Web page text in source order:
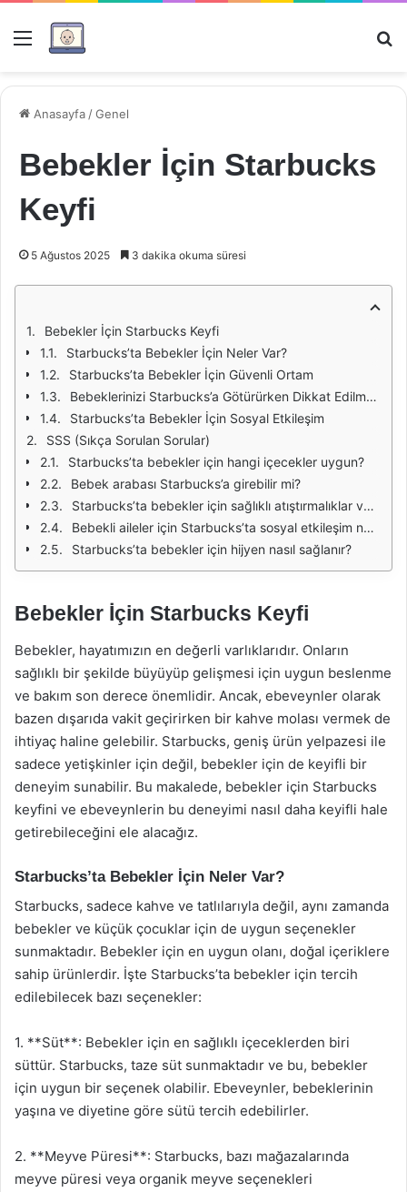
Menü
Anasayfa /Genel
Bebekler İçin Starbucks
Keyfi
5 Ağustos 2025 3 dakika okuma süresi
Bebekler İçin Starbucks Keyfi
Starbucks’ta Bebekler İçin Neler Var?
Starbucks’ta Bebekler İçin Güvenli Ortam
Bebeklerinizi Starbucks’a Götürürken Dikkat Edilmesi Gerekenler
Starbucks’ta Bebekler İçin Sosyal Etkileşim
SSS (Sıkça Sorulan Sorular)
Starbucks’ta bebekler için hangi içecekler uygun?
Bebek arabası Starbucks’a girebilir mi?
Starbucks’ta bebekler için sağlıklı atıştırmalıklar var mı?
Bebekli aileler için Starbucks’ta sosyal etkileşim nasıl sağlanır?
Starbucks’ta bebekler için hijyen nasıl sağlanır?
Bebekler İçin Starbucks Keyfi
Bebekler, hayatımızın en değerli varlıklarıdır. Onların
sağlıklı bir şekilde büyüyüp gelişmesi için uygun beslenme
ve bakım son derece önemlidir. Ancak, ebeveynler olarak
bazen dışarıda vakit geçirirken bir kahve molası vermek de
ihtiyaç haline gelebilir. Starbucks, geniş ürün yelpazesi ile
sadece yetişkinler için değil, bebekler için de keyifli bir
deneyim sunabilir. Bu makalede, bebekler için Starbucks
keyfini ve ebeveynlerin bu deneyimi nasıl daha keyifli hale
getirebileceğini ele alacağız.
Starbucks’ta Bebekler İçin Neler Var?
Starbucks, sadece kahve ve tatlılarıyla değil, aynı zamanda
bebekler ve küçük çocuklar için de uygun seçenekler
sunmaktadır. Bebekler için en uygun olanı, doğal içeriklere
sahip ürünlerdir. İşte Starbucks’ta bebekler için tercih
edilebilecek bazı seçenekler:
1. **Süt**: Bebekler için en sağlıklı içeceklerden biri
süttür. Starbucks, taze süt sunmaktadır ve bu, bebekler
için uygun bir seçenek olabilir. Ebeveynler, bebeklerinin
yaşına ve diyetine göre sütü tercih edebilirler.
2. **Meyve Püresi**: Starbucks, bazı mağazalarında
meyve püresi veya organik meyve seçenekleri